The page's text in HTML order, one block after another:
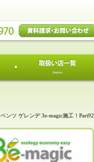
ベンツ ゲレンデ 3e-magic施工！Part92